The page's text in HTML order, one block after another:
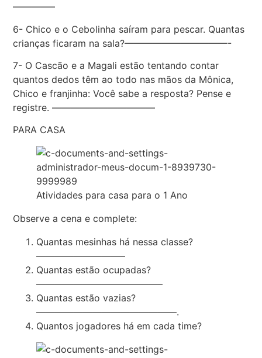
————–
6- Chico e o Cebolinha saíram para pescar. Quantas
crianças ficaram na sala?———————————-
7- O Cascão e a Magali estão tentando contar
quantos dedos têm ao todo nas mãos da Mônica,
Chico e franjinha: Você sabe a resposta? Pense e
registre. ———————————
PARA CASA
Atividades para casa para o 1 Ano
Observe a cena e complete:
Quantas mesinhas há nessa classe?
—————————–
Quantas estão ocupadas?
—————————————–
Quantas estão vazias?
———————————————.
Quantos jogadores há em cada time?